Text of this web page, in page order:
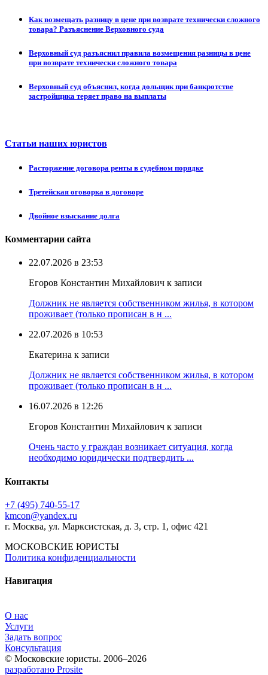
Как возмещать разницу в цене при возврате технически сложного
товара? Разъяснение Верховного суда
Верховный суд разъяснил правила возмещения разницы в цене
при возврате технически сложного товара
Верховный суд объяснил, когда дольщик при банкротстве
застройщика теряет право на выплаты
Статьи наших юристов
Расторжение договора ренты в судебном порядке
Третейская оговорка в договоре
Двойное взыскание долга
Комментарии сайта
22.07.2026 в 23:53
Егоров Константин Михайлович к записи
Должник не является собственником жилья, в котором
проживает (только прописан в н ...
22.07.2026 в 10:53
Екатерина к записи
Должник не является собственником жилья, в котором
проживает (только прописан в н ...
16.07.2026 в 12:26
Егоров Константин Михайлович к записи
Очень часто у граждан возникает ситуация, когда
необходимо юридически подтвердить ...
Контакты
+7 (495) 740‑55‑17
kmcon@yandex.ru
г. Москва, ул. Марксистская, д. 3, стр. 1, офис 421
МОСКОВСКИЕ ЮРИСТЫ
Политика конфиденциальности
Навигация
О нас
Услуги
Задать вопрос
Консультация
© Московские юристы. 2006–2026
разработано Prosite